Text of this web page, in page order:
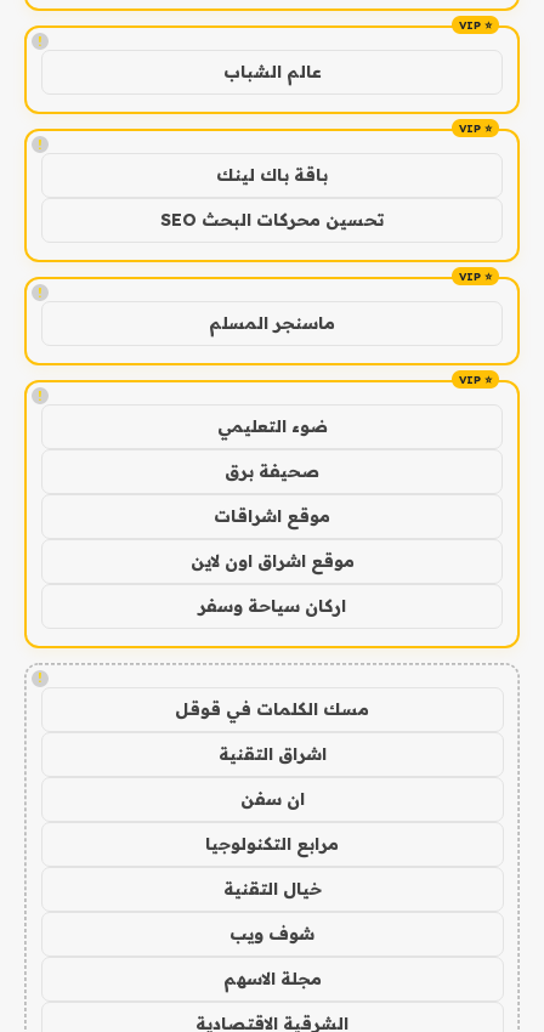
!
عالم الشباب
!
باقة باك لينك
تحسين محركات البحث SEO
!
ماسنجر المسلم
!
ضوء التعليمي
صحيفة برق
موقع اشراقات
موقع اشراق اون لاين
اركان سياحة وسفر
!
مسك الكلمات في قوقل
اشراق التقنية
ان سفن
مرابع التكنولوجيا
خيال التقنية
شوف ويب
مجلة الاسهم
الشرقية الاقتصادية